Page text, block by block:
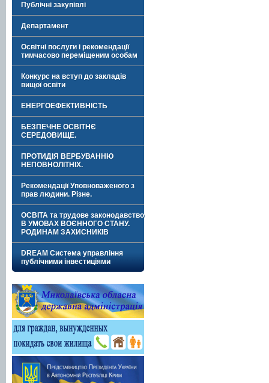
Публічні закупівлі
Департамент
Освітні послуги і рекомендації
тимчасово переміщеним особам
Конкурс на вступ до закладів
вищої освіти
ЕНЕРГОЕФЕКТИВНІСТЬ
БЕЗПЕЧНЕ ОСВІТНЄ
СЕРЕДОВИЩЕ.
ПРОТИДІЯ ВЕРБУВАННЮ
НЕПОВНОЛІТНІХ.
Рекомендації Уповноваженого з
прав людини. Різне.
ОСВІТА та трудове законодавство
В УМОВАХ ВОЄННОГО СТАНУ.
РОДИНАМ ЗАХИСНИКІВ
DREAM Система управління
публічними інвестиціями